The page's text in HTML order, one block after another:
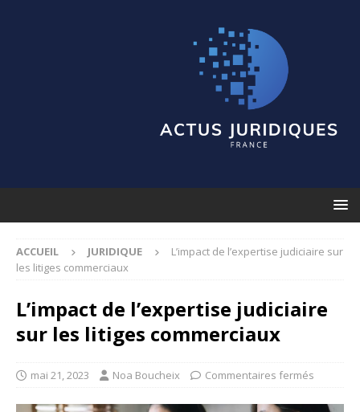
ACCUEIL JURIDIQUE
L’impact de l’expertise judiciaire sur
les litiges commerciaux
L’impact de l’expertise judiciaire
sur les litiges commerciaux
mai 21, 2023 Noa Boucheix Commentaires fermés